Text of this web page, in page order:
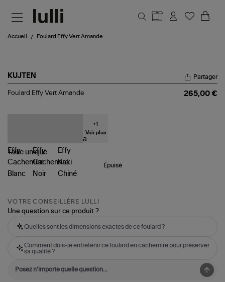
Accueil Foulard Effy Vert Amande
KUJTEN
Foulard
Partager
Foulard Effy Vert Amande 265,00 €
+1
Voir plus
Taille unique
Épuisé
VOTRE CONSEILLÈRE LULLI
Une question sur ce produit ?
Quelles sont les dimensions exactes de ce foulard ?
Comment dois-je entretenir ce foulard en cachemire pour préserver
sa qualité ?